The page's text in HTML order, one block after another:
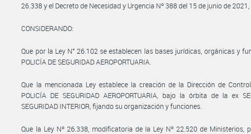
26.338 y el Decreto de Necesidad y Urgencia Nº 388 del 15 de junio de 2021,
CONSIDERANDO:
Que por la Ley N° 26.102 se establecen las bases jurídicas, orgánicas y
POLICÍA DE SEGURIDAD AEROPORTUARIA.
Que la mencionada Ley establece la creación de la Dirección de
POLICÍA DE SEGURIDAD AEROPORTUARIA, bajo la órbita de la ex
SEGURIDAD INTERIOR, fijando su organización y funciones.
Que la Ley Nº 26.338, modificatoria de la Ley Nº 22.520 de Ministerios,